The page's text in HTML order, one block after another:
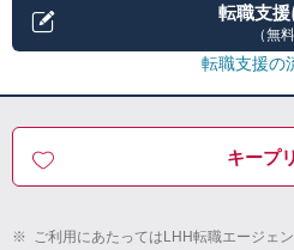
転職支
（無料
転職支援の
キープ
※ ご利用にあたってはLHH転職エージェ